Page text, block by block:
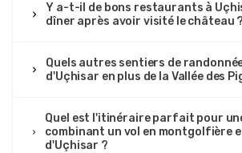
Y a-t-il de bons restaurants à
dîner après avoir visité le château ?
Quels autres sentiers de
d'Uçhisar en plus de la Vallée des
Quel est l'itinéraire parfait pour
combinant un vol en montgolfière
d'Uçhisar ?